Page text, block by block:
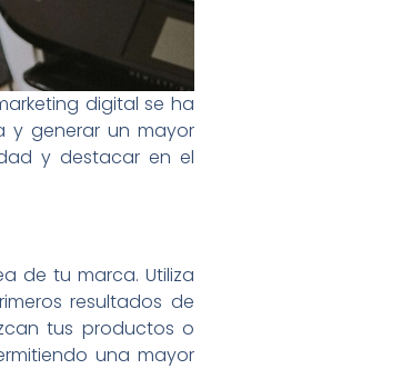
digital se ha
y generar un mayor
y destacar en el
de tu marca. Utiliza
resultados de
tus productos o
una mayor